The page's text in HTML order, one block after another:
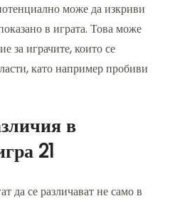
може да изкриви
в играта. Това може
за играчите, които се
като например пробиви
в
21
да се различават не само в